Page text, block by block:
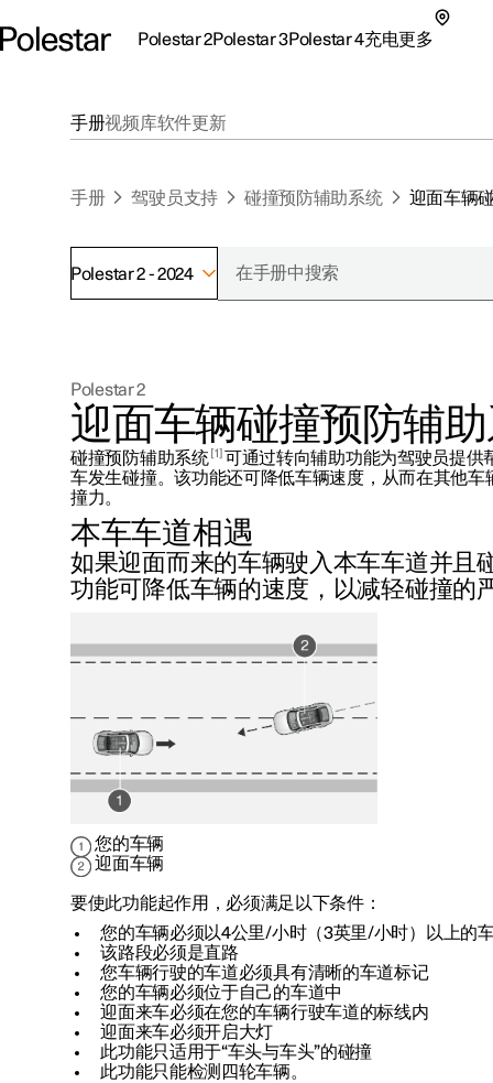
Polestar 2Polestar 3Polestar 4充电更多
联系我们
极星官方二手车
探索Polestar 3
联系我们
公共充电
家庭充电
车主服务
新闻
注册新闻
（在新窗
手册视频库软件更新
手册 驾驶员支持 碰撞预防辅助系统 迎面车辆
Polestar 2 - 2024
Polestar 2
迎面车辆碰撞预防辅
碰撞预防辅助系统 1
可通过转向辅助功能为驾驶员提供
车发生碰撞。该功能还可降低车辆速度，从而在其他车
撞力。
本车车道相遇
如果迎面而来的车辆驶入本车车道并且
功能可降低车辆的速度，以减轻碰撞的
您的车辆
迎面车辆
要使此功能起作用，必须满足以下条件：
您的车辆必须以4公里/小时（3英里/小时） 以上的
该路段必须是直路
您车辆行驶的车道必须具有清晰的车道标记
您的车辆必须位于自己的车道中
迎面来车必须在您的车辆行驶车道的标线内
迎面来车必须开启大灯
此功能只适用于“车头与车头”的碰撞
此功能只能检测四轮车辆。